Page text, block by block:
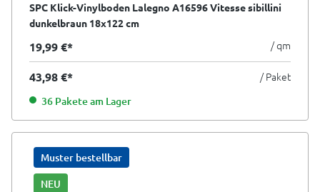
SPC Klick-Vinylboden Lalegno A16596 Vitesse sibillini
dunkelbraun 18x122 cm
19,99 €* / qm
43,98 €* / Paket
36 Pakete am Lager
Muster bestellbar
NEU